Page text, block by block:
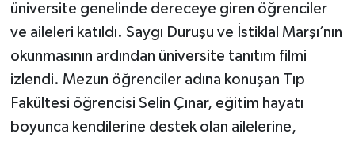
üniversite genelinde dereceye giren öğrenciler
ve aileleri katıldı. Saygı Duruşu ve İstiklal Marşı’nın
okunmasının ardından üniversite tanıtım filmi
izlendi. Mezun öğrenciler adına konuşan Tıp
Fakültesi öğrencisi Selin Çınar, eğitim hayatı
boyunca kendilerine destek olan ailelerine,